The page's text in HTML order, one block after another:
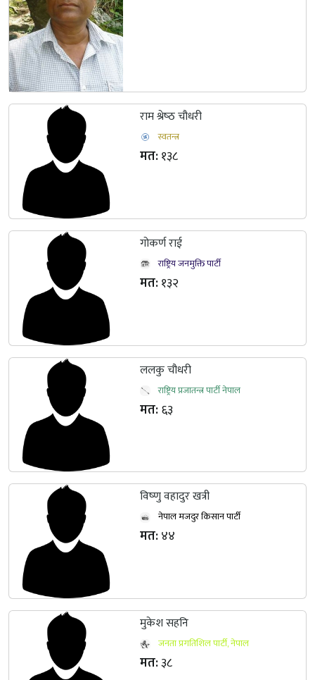
राम श्रेष्‍ठ चौधरी
स्वतन्त्र
मत:१३८
गोकर्ण राई
राष्ट्रिय जनमुक्ति पार्टी
मत:१३२
ललकु चौधरी
राष्ट्रिय प्रजातन्त्र पार्टी नेपाल
मत:६३
विष्‍णु वहादुर खत्री
नेपाल मजदुर किसान पार्टी
मत:४४
मुकेश सहनि
जनता प्रगतिशिल पार्टी, नेपाल
मत:३८